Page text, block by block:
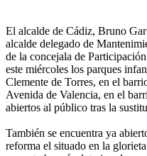
El alcalde de Cádiz, Bruno
alcalde delegado de
de la concejala de
este miércoles los parques
Clemente de Torres, en el
Avenida de Valencia, en el
abiertos al público tras la
También se encuentra ya
reforma el situado en la